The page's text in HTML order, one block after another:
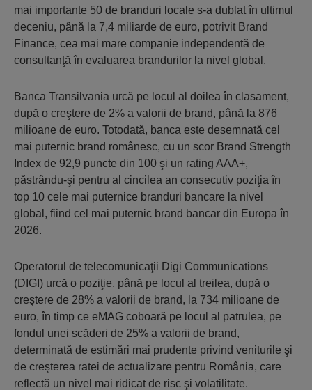
mai importante 50 de branduri locale s-a dublat în ultimul
deceniu, până la 7,4 miliarde de euro, potrivit Brand
Finance, cea mai mare companie independentă de
consultanţă în evaluarea brandurilor la nivel global.
Banca Transilvania urcă pe locul al doilea în clasament,
după o creştere de 2% a valorii de brand, până la 876
milioane de euro. Totodată, banca este desemnată cel
mai puternic brand românesc, cu un scor Brand Strength
Index de 92,9 puncte din 100 şi un rating AAA+,
păstrându-şi pentru al cincilea an consecutiv poziţia în
top 10 cele mai puternice branduri bancare la nivel
global, fiind cel mai puternic brand bancar din Europa în
2026.
Operatorul de telecomunicaţii Digi Communications
(DIGI) urcă o poziţie, până pe locul al treilea, după o
creştere de 28% a valorii de brand, la 734 milioane de
euro, în timp ce eMAG coboară pe locul al patrulea, pe
fondul unei scăderi de 25% a valorii de brand,
determinată de estimări mai prudente privind veniturile şi
de creşterea ratei de actualizare pentru România, care
reflectă un nivel mai ridicat de risc şi volatilitate.